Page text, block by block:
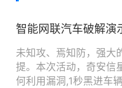
智能网联汽车破解演
未知攻、焉知防，强大
提。本次活动，奇安信
何利用漏洞,1秒黑进车